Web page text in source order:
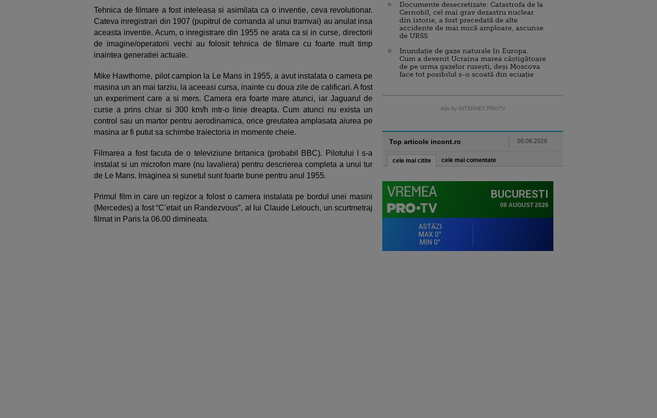
Tehnica de filmare a fost inteleasa si asimilata ca o inventie, ceva revolutionar.
Cateva inregistrari din 1907 (pupitrul de comanda al unui tramvai) au anulat insa
aceasta inventie. Acum, o inregistrare din 1955 ne arata ca si in curse, directorii
de imagine/operatorii vechi au folosit tehnica de filmare cu foarte mult timp
inaintea generatiei actuale.
Mike Hawthorne, pilot campion la Le Mans in 1955, a avut instalata o camera pe
masina un an mai tarziu, la aceeasi cursa, inainte cu doua zile de calificari. A fost
un experiment care a si mers. Camera era foarte mare atunci, iar Jaguarul de
curse a prins chiar si 300 km/h intr-o linie dreapta. Cum atunci nu exista un
control sau un martor pentru aerodinamica, orice greutatea amplasata aiurea pe
masina ar fi putut sa schimbe traiectoria in momente cheie.
Filmarea a fost facuta de o televiziune britanica (probabil BBC). Pilotului I s-a
instalat si un microfon mare (nu lavaliera) pentru descrierea completa a unui tur
de Le Mans. Imaginea si sunetul sunt foarte bune pentru anul 1955.
Primul film in care un regizor a folost o camera instalata pe bordul unei masini
(Mercedes) a fost “C’etait un Randezvous”, al lui Claude Lelouch, un scurtmetraj
filmat in Paris la 06.00 dimineata.
Documente desecretizate: Catastrofa de la
Cernobîl, cel mai grav dezastru nuclear
din istorie, a fost precedată de alte
accidente de mai mică amploare, ascunse
de URSS
Inundație de gaze naturale în Europa.
Cum a devenit Ucraina marea câștigătoare
de pe urma gazelor rusești, deși Moscova
face tot posibilul s-o scoată din ecuație
Ads by INTERNET PROTV
Top articole incont.ro 08.08.2026
cele mai citite cele mai comentate